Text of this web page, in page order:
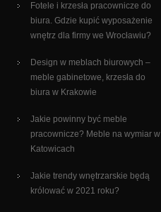
Fotele i krzesła pracownicze do
biura. Gdzie kupić wyposażenie
wnętrz dla firmy we Wrocławiu?
Design w meblach biurowych –
meble gabinetowe, krzesła do
biura w Krakowie
Jakie powinny być meble
pracownicze? Meble na wymiar w
Katowicach
Jakie trendy wnętrzarskie będą
królować w 2021 roku?